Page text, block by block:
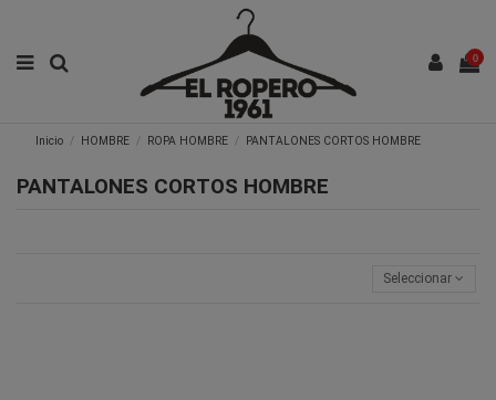
0
Inicio HOMBRE ROPA HOMBRE PANTALONES CORTOS HOMBRE
PANTALONES CORTOS HOMBRE
Seleccionar